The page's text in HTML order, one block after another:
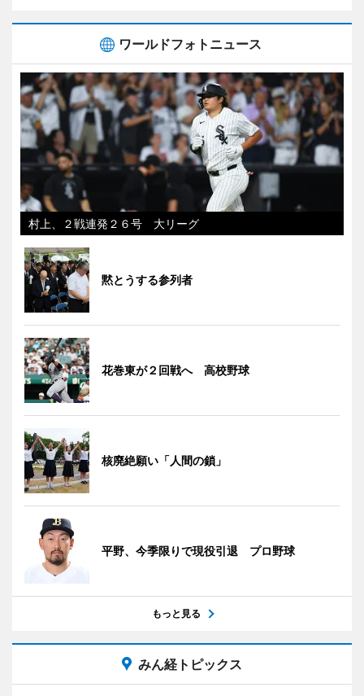
ワールドフォトニュース
村上、２戦連発２６号 大リーグ
黙とうする参列者
花巻東が２回戦へ 高校野球
核廃絶願い「人間の鎖」
平野、今季限りで現役引退 プロ野球
もっと見る
みん経トピックス